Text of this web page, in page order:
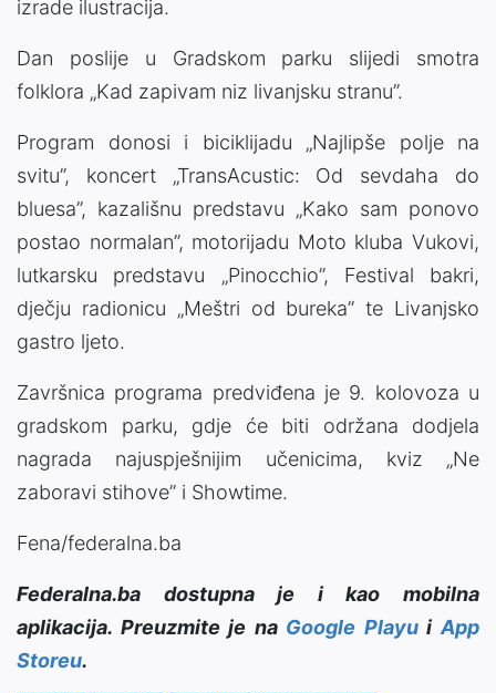
izrade ilustracija.
Dan poslije u Gradskom parku slijedi smotra
folklora „Kad zapivam niz livanjsku stranu”.
Program donosi i biciklijadu „Najlipše polje na
svitu”, koncert „TransAcustic: Od sevdaha do
bluesa”, kazališnu predstavu „Kako sam ponovo
postao normalan”, motorijadu Moto kluba Vukovi,
lutkarsku predstavu „Pinocchio”, Festival bakri,
dječju radionicu „Meštri od bureka” te Livanjsko
gastro ljeto.
Završnica programa predviđena je 9. kolovoza u
gradskom parku, gdje će biti održana dodjela
nagrada najuspješnijim učenicima, kviz „Ne
zaboravi stihove” i Showtime.
Fena/federalna.ba
Federalna.ba dostupna je i kao mobilna
aplikacija. Preuzmite je na Google PlayuiApp
Storeu.